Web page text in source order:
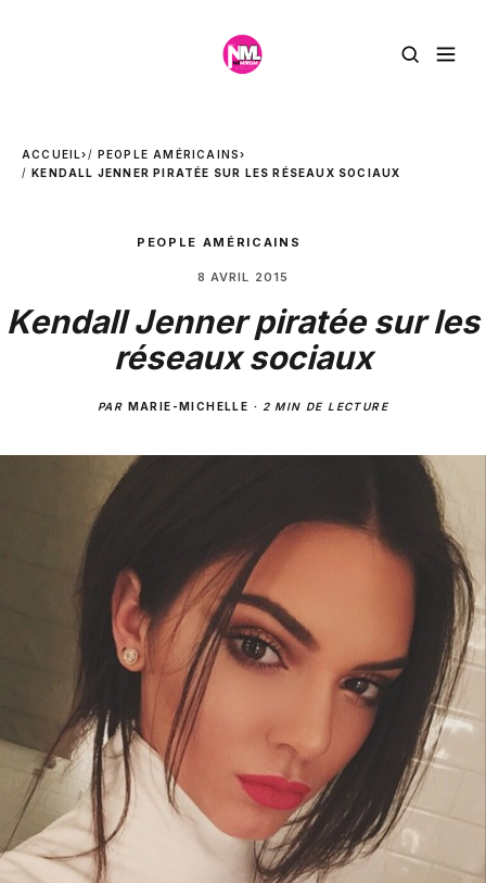
ACCUEIL› PEOPLE AMÉRICAINS›
KENDALL JENNER PIRATÉE SUR LES RÉSEAUX SOCIAUX
PEOPLE AMÉRICAINS
8 AVRIL 2015
Kendall Jenner piratée sur les
réseaux sociaux
PAR MARIE-MICHELLE · 2 MIN DE LECTURE